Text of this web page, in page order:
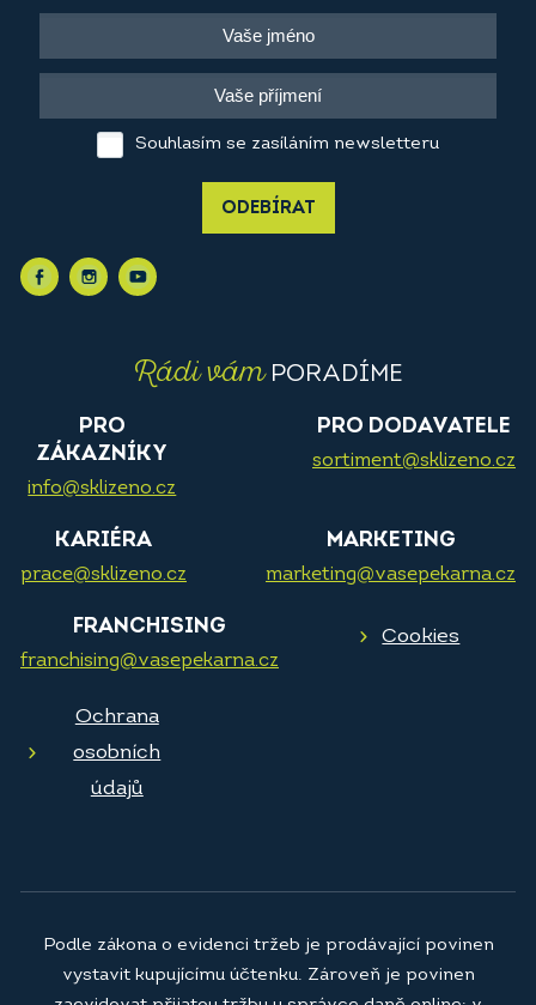
Souhlasím se zasíláním newsletteru
ODEBÍRAT
Rádi vámPORADÍME
PRO
ZÁKAZNÍKY
info@sklizeno.cz
PRO DODAVATELE
sortiment@sklizeno.cz
KARIÉRA
prace@sklizeno.cz
MARKETING
marketing@vasepekarna.cz
FRANCHISING
franchising@vasepekarna.cz
Cookies
Ochrana
osobních
údajů
Podle zákona o evidenci tržeb je prodávající povinen
vystavit kupujícímu účtenku. Zároveň je povinen